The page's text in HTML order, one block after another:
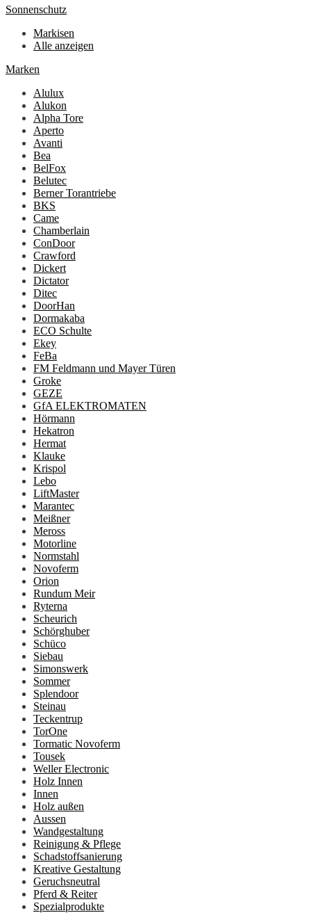
Sonnenschutz
Markisen
Alle anzeigen
Marken
Alulux
Alukon
Alpha Tore
Aperto
Avanti
Bea
BelFox
Belutec
Berner Torantriebe
BKS
Came
Chamberlain
ConDoor
Crawford
Dickert
Dictator
Ditec
DoorHan
Dormakaba
ECO Schulte
Ekey
FeBa
FM Feldmann und Mayer Türen
Groke
GEZE
GfA ELEKTROMATEN
Hörmann
Hekatron
Hermat
Klauke
Krispol
Lebo
LiftMaster
Marantec
Meißner
Meross
Motorline
Normstahl
Novoferm
Orion
Rundum Meir
Ryterna
Scheurich
Schörghuber
Schüco
Siebau
Simonswerk
Sommer
Splendoor
Steinau
Teckentrup
TorOne
Tormatic Novoferm
Tousek
Weller Electronic
Holz Innen
Innen
Holz außen
Aussen
Wandgestaltung
Reinigung & Pflege
Schadstoffsanierung
Kreative Gestaltung
Geruchsneutral
Pferd & Reiter
Spezialprodukte